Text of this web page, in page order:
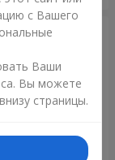
с Вашего
Ваши
Вы можете
страницы.